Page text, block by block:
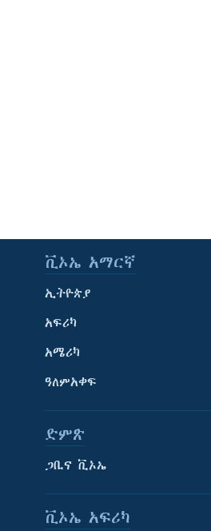
ቪኦኤ አማርኛ
ኢትዮጵያ
አፍሪካ
አሜሪካ
ዓለምአቀፍ
ድምጽ
ጋቢና ቪኦኤ
ቪኦኤ አፍሪካ